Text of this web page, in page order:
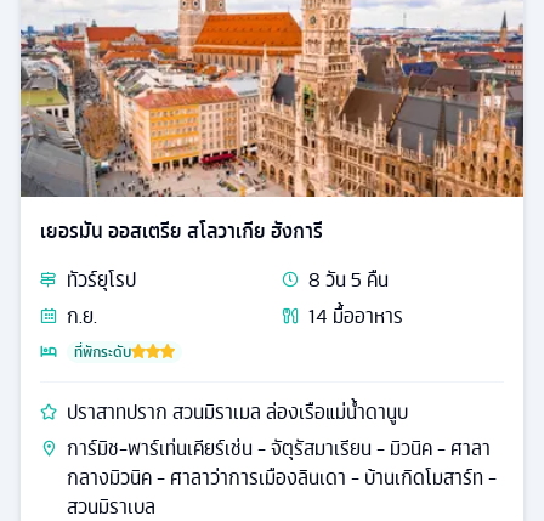
เยอรมัน ออสเตรีย สโลวาเกีย ฮังการี
ทัวร์ยุโรป 8วัน5 คืน
ก.ย.
14 มื้ออาหาร
ที่พักระดับ
ปราสาทปราก สวนมิราเมล ล่องเรือแม่น้ำดานูบ
การ์มิช-พาร์เท่นเคียร์เช่น - จัตุรัสมาเรียน - มิวนิค - ศาลา
กลางมิวนิค - ศาลาว่าการเมืองลินเดา - บ้านเกิดโมสาร์ท -
สวนมิราเบล